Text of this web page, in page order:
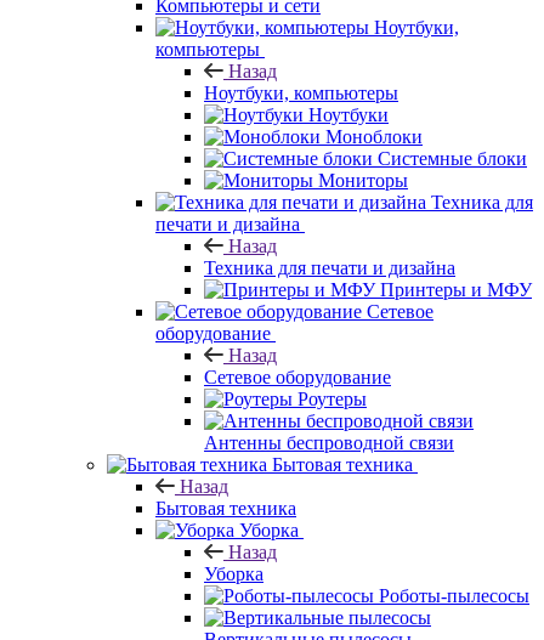
Компьютеры и сети
Ноутбуки,
компьютеры
Назад
Ноутбуки, компьютеры
Ноутбуки
Моноблоки
Системные блоки
Мониторы
Техника для
печати и дизайна
Назад
Техника для печати и дизайна
Принтеры и МФУ
Сетевое
оборудование
Назад
Сетевое оборудование
Роутеры
Антенны беспроводной связи
Бытовая техника
Назад
Бытовая техника
Уборка
Назад
Уборка
Роботы-пылесосы